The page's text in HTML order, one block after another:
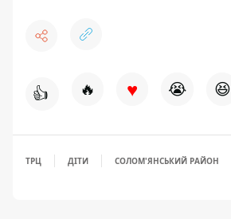
👍 🔥 ♥ 😭 😆
ТРЦ ДІТИ СОЛОМ'ЯНСЬКИЙ РАЙОН